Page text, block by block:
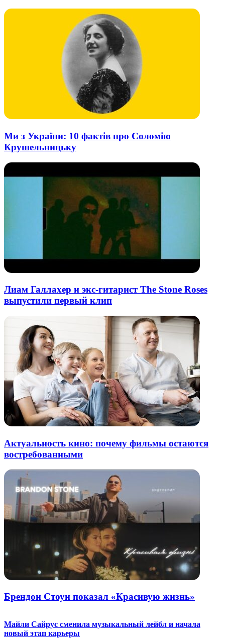
Ми з України: 10 фактів про Соломію
Крушельницьку
Лиам Галлахер и экс-гитарист The Stone Roses
выпустили первый клип
Актуальность кино: почему фильмы остаются
востребованными
Брендон Стоун показал «Красивую жизнь»
Майли Сайрус сменила музыкальный лейбл и начала
новый этап карьеры